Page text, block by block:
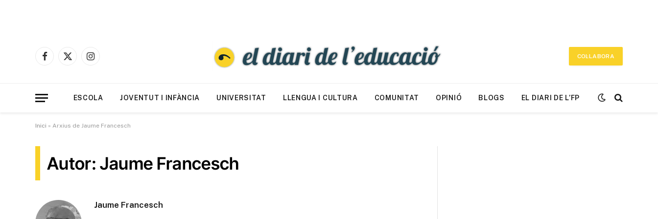
Facebook
X
Instagram
COL·LABORA
ESCOLA JOVENTUT I INFÀNCIA UNIVERSITAT LLENGUA I CULTURA COMUNITAT OPINIÓ BLOGS EL DIARI DE L’FP
Inici » Arxius de Jaume Francesch
Autor: Jaume Francesch
Jaume Francesch